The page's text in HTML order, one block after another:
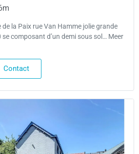
la Paix rue Van Hamme jolie grande
composant d’un demi sous sol… Meer
Contact